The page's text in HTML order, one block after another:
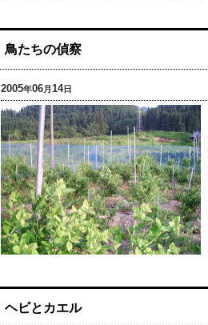
鳥たちの偵察
2005年06月 14日
ヘビとカエル